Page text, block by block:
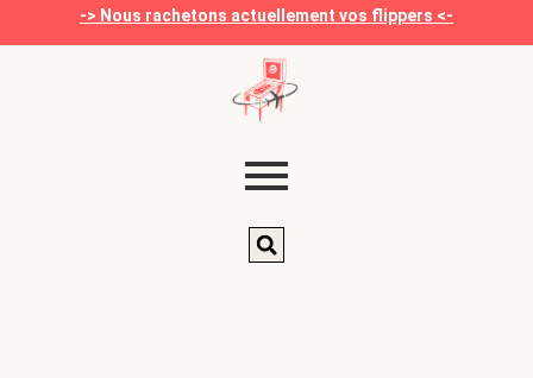
-> Nous rachetons actuellement vos flippers <-